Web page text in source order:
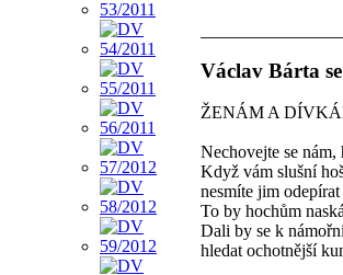
Václav Bárta
ŽENÁM A
Nechovejte se
Když vám slušní
nesmíte jim
To by hochům
Dali by se k
hledat ochotnější